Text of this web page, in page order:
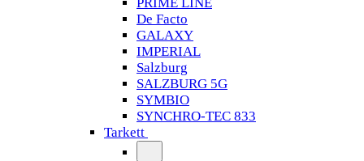
De Facto
GALAXY
IMPERIAL
Salzburg
SALZBURG 5G
SYMBIO
SYNCHRO-TEC 833
Tarkett